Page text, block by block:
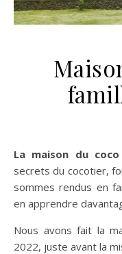
La maison du coco
secrets du cocotier,
sommes rendus en
en apprendre
Nous avons fait la
2022, juste avant la